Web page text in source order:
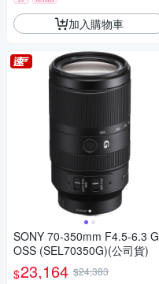
加入購物車
SONY 70-350mm F4.5-6.3 G
OSS (SEL70350G)(公司貨)
$23,164 $24,383